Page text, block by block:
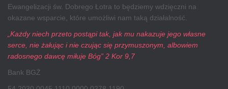
Ewangelizacji św. Dobrego Łotra to będziemy wdzięczni na
okazane wsparcie, które umożliwi nam taką działalność.
„Każdy niech przeto postąpi tak, jak mu nakazuje jego własne
serce, nie żałując i nie czując się przymuszonym, albowiem
radosnego dawcę miłuje Bóg” 2 Kor 9,7
Bank BGŻ